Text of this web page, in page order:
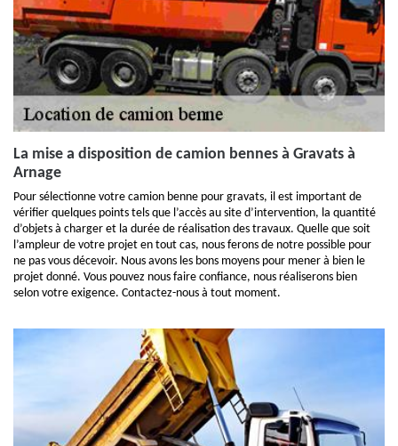
La mise a disposition de camion bennes à Gravats à
Arnage
Pour sélectionne votre camion benne pour gravats, il est important de
vérifier quelques points tels que l’accès au site d’intervention, la quantité
d’objets à charger et la durée de réalisation des travaux. Quelle que soit
l’ampleur de votre projet en tout cas, nous ferons de notre possible pour
ne pas vous décevoir. Nous avons les bons moyens pour mener à bien le
projet donné. Vous pouvez nous faire confiance, nous réaliserons bien
selon votre exigence. Contactez-nous à tout moment.